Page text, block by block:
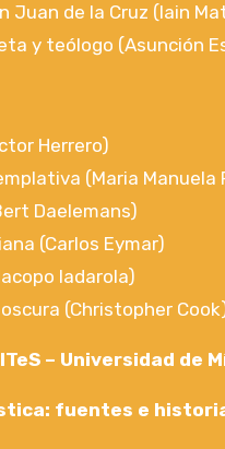
Juan de la Cruz (Iain
y teólogo (Asunción
Herrero)
(Maria Manuela
Daelemans)
(Carlos Eymar)
Iadarola)
(Christopher
– Universidad de
fuentes e